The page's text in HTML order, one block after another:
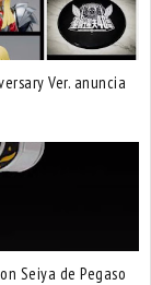
Ver. anuncia
Seiya de Pegaso